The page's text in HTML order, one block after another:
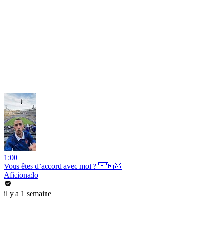
1:00
Vous êtes d’accord avec moi ? 🇫🇷🥇
Aficionado
il y a 1 semaine